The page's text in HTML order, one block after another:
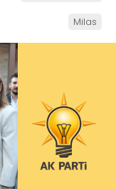
WhatsApp
İhbar Hattı
Milas